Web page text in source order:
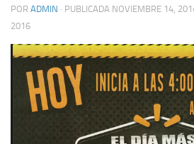
POR ADMIN · PUBLICADA NOVIEMBRE 14,
2016